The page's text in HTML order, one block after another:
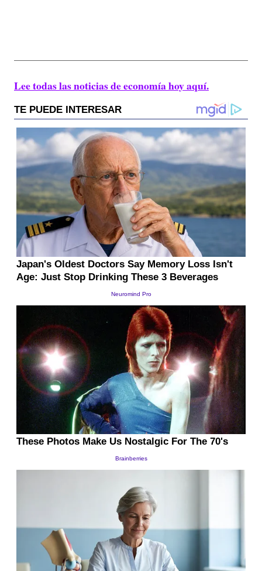
Lee todas las noticias de economía hoy aquí.